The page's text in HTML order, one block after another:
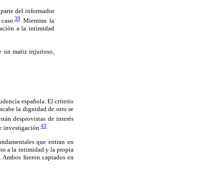
del informador
39Mientras la
a la intimidad
un matiz injurioso,
española. El criterio
la dignidad de otro se
desprovistas de interés
investigación. 43
que entran en
a la intimidad y la propia
fueron captados en